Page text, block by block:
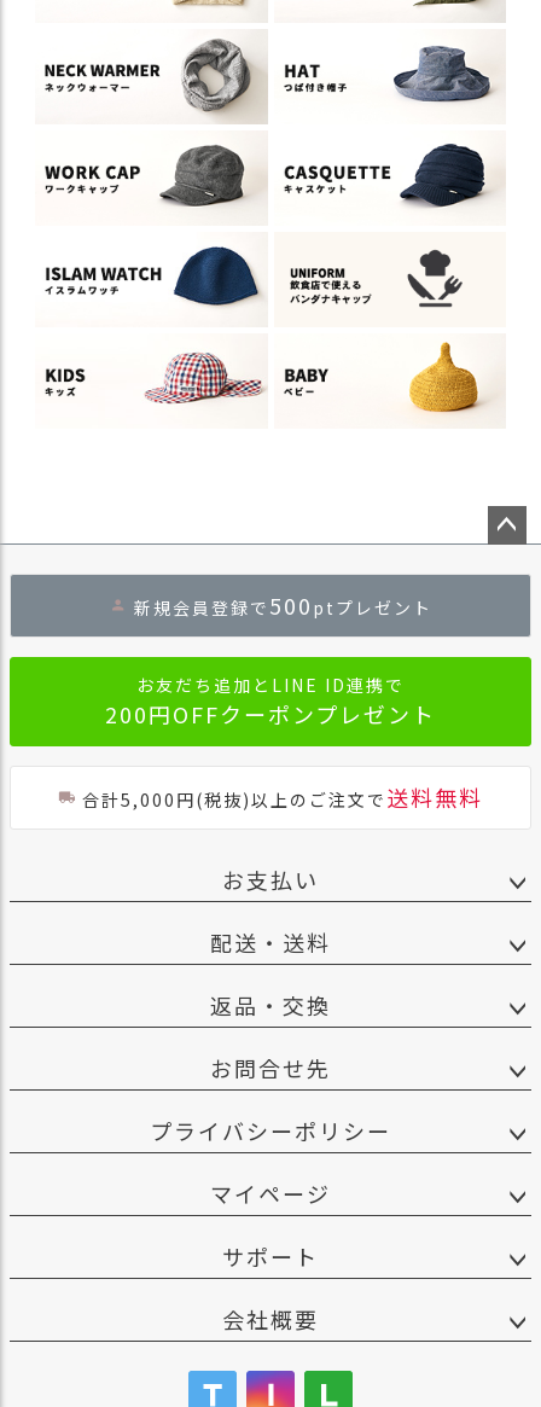
ジト
へ
新規会員登録で 500 ptプレゼント
お友だち追加とLINE ID連携で
200円OFFクーポンプレゼント
合計5,000円(税抜)以上のご注文で 送料無料
お支払い
配送・送料
返品・交換
お問合せ先
プライバシーポリシー
マイページ
サポート
会社概要